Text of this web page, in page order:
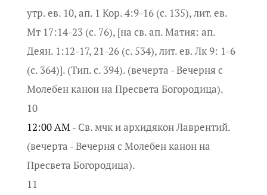
утр. ев. 10, ап. 1 Кор. 4:9-16 (с. 135), лит. ев.
Мт 17:14-23 (с. 76), [на св. ап. Матия: ап.
Деян. 1:12-17, 21-26 (с. 534), лит. ев. Лк 9: 1-6
(с. 364)]. (Тип. с. 394). (вечерта - Вечерня с
Молебен канон на Пресвета Богородица).
10
12:00 AM - Св. мчк и архидякон Лаврентий.
(вечерта - Вечерня с Молебен канон на
Пресвета Богородица).
11